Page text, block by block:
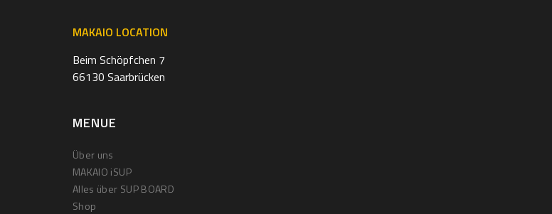
MAKAIO LOCATION
Beim Schöpfchen 7
66130 Saarbrücken
MENUE
Über uns
MAKAIO iSUP
Alles über SUP BOARD
Shop